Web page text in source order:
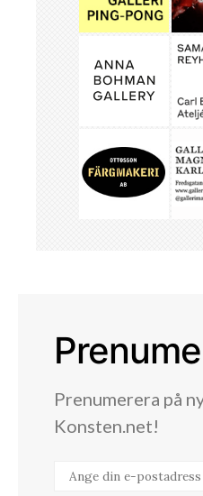
Prenumerera på
Konsten.net!